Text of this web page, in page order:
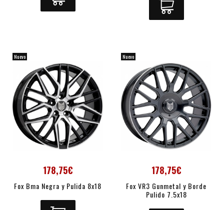
Nuevo
178,75€
Fox Bma Negra y Pulida 8x18
Nuevo
178,75€
Fox VR3 Gunmetal y Borde
Pulido 7.5x18